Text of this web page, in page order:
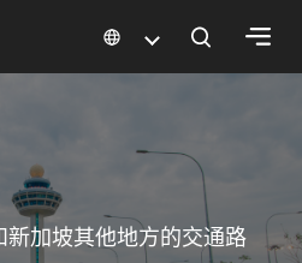
加坡其他地方的交通路